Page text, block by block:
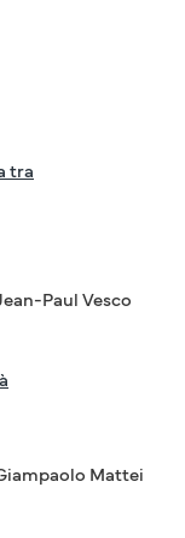
tra
Paul Vesco
Mattei